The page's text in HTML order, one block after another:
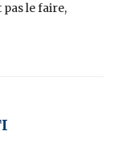
le faire,